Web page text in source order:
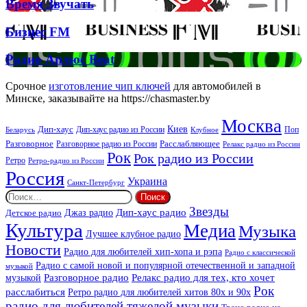
Спірс
Звучать
Время Звучать
Бизнес
Бизнес FM
Радио
Аплюс
Beat
Радио Аплюс Beat
Срочное изготовление чип ключей для автомобилей в
Минске, заказывайте на https://chasmaster.by
Беларусь Дип-хаус Дип-хаус радио из России Киев Клубное Москва Поп
Разговорное Разговорное радио из России Расслабляющее Релакс радио из России
Ретро Ретро-радио из России РокРок радио из России
Россия Санкт-Петербург Украина
Найти:
Детское радио Джаз радио Дип-хаус радио Звезды
Культура Лучшее клубное радио МедиаМузыка
Новости Радио для любителей хип-хопа и рэпа Радио с классической
музыкой Радио с самой новой и популярной отечественной и западной
музыкой Разговорное радио Релакс радио для тех, кто хочет
расслабиться Ретро радио для любителей хитов 80х и 90х Рок